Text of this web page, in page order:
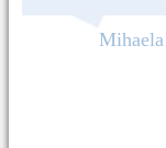
Mihaela